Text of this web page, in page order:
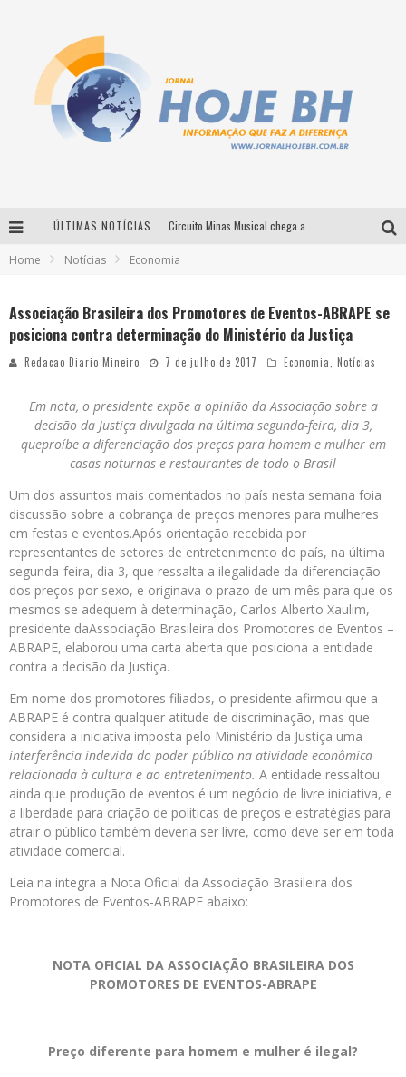
ÚLTIMAS NOTÍCIAS
Milton Guedes traz turnê “Milton Canta Lulu” a Belo Horizonte
Home Notícias Economia
Associação Brasileira dos Promotores de Eventos-ABRAPE se
posiciona contra determinação do Ministério da Justiça
Redacao Diario Mineiro 7 de julho de 2017 Economia Notícias
Em nota, o presidente expõe a opinião da Associação sobre a
decisão da Justiça divulgada na última segunda-feira, dia 3,
queproíbe a diferenciação dos preços para homem e mulher em
casas noturnas e restaurantes de todo o Brasil
Um dos assuntos mais comentados no país nesta semana foia
discussão sobre a cobrança de preços menores para mulheres
em festas e eventos.Após orientação recebida por
representantes de setores de entretenimento do país, na última
segunda-feira, dia 3, que ressalta a ilegalidade da diferenciação
dos preços por sexo, e originava o prazo de um mês para que os
mesmos se adequem à determinação, Carlos Alberto Xaulim,
presidente daAssociação Brasileira dos Promotores de Eventos –
ABRAPE, elaborou uma carta aberta que posiciona a entidade
contra a decisão da Justiça.
Em nome dos promotores filiados, o presidente afirmou que a
ABRAPE é contra qualquer atitude de discriminação, mas que
considera a iniciativa imposta pelo Ministério da Justiça uma
interferência indevida do poder público na atividade econômica
relacionada à cultura e ao entretenimento. A entidade ressaltou
ainda que produção de eventos é um negócio de livre iniciativa, e
a liberdade para criação de políticas de preços e estratégias para
atrair o público também deveria ser livre, como deve ser em toda
atividade comercial.
Leia na integra a Nota Oficial da Associação Brasileira dos
Promotores de Eventos-ABRAPE abaixo:
NOTA OFICIAL DA ASSOCIAÇÃO BRASILEIRA DOS
PROMOTORES DE EVENTOS-ABRAPE
Preço diferente para homem e mulher é ilegal?